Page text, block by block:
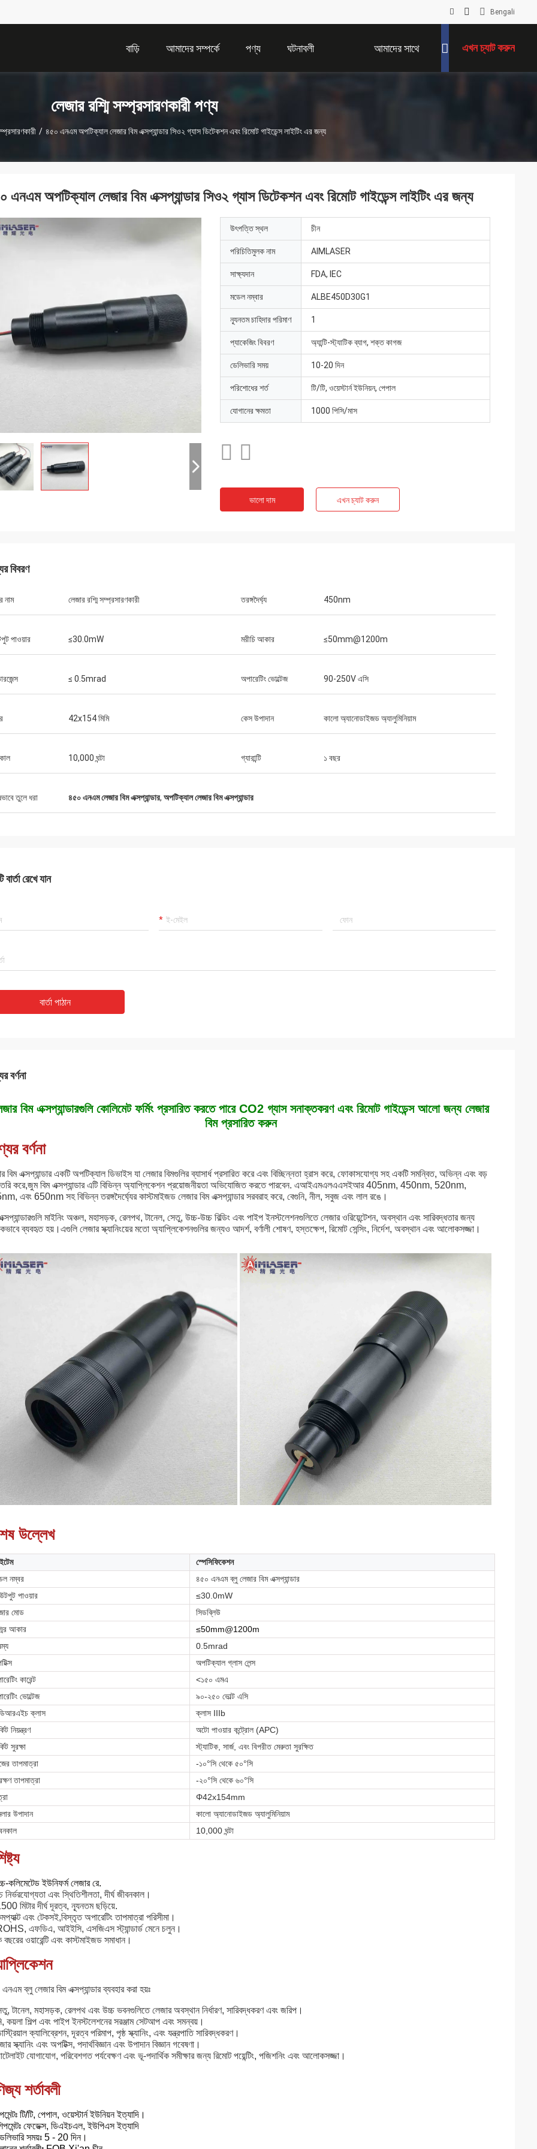
Bengali
বাড়ি আমাদের সম্পর্কে পণ্য ঘটনাবলী আমাদের সাথে এখন চ্যাট করুন
লেজার রশ্মি সম্প্রসারণকারী পণ্য
/ ৪৫০ এনএম অপটিক্যাল লেজার বিম এক্সপ্যান্ডার সিও২ গ্যাস ডিটেকশন এবং রিমোট গাইডেন্স লাইটিং এর জন্য
এবং এটি বিজ্ঞাপন হিসাবে ভাল কাজ করছে বলে
কিন্তু আমি তাদের অনুমান করব
ধন্যবাদ! এর নির্ভুলতা এবং পরামিতি আমার প্রত্যাশা পুরোপুরি
এনএম অপটিক্যাল লেজার বিম এক্সপ্যান্ডার সিও২ গ্যাস ডিটেকশন এবং রিমোট গাইডেন্স লাইটিং এর জন্য
উৎপত্তি স্থল চীন
পরিচিতিমুলক নাম AIMLASER
সাক্ষ্যদান FDA, IEC
মডেল নম্বার ALBE450D30G1
ন্যূনতম চাহিদার পরিমাণ 1
প্যাকেজিং বিবরণ অ্যান্টি-স্ট্যাটিক ব্যাগ, শক্ত কাগজ
ডেলিভারি সময় 10-20 দিন
পরিশোধের শর্ত টি/টি, ওয়েস্টার্ন ইউনিয়ন, পেপাল
যোগানের ক্ষমতা 1000 পিসি/মাস
ভালো দাম এখন চ্যাট করুন
বিবরণ
নাম লেজার রশ্মি সম্প্রসারণকারী তরঙ্গদৈর্ঘ্য 450nm
পাওয়ার ≤30.0mW মরীচি আকার ≤50mm@1200m
≤ 0.5mrad অপারেটিং ভোল্টেজ 90-250V এসি
42x154 মিমি কেস উপাদান কালো অ্যানোডাইজড অ্যালুমিনিয়াম
10,000 ঘন্টা গ্যারান্টি ১ বছর
তুলে ধরা ৪৫০ এনএম লেজার বিম এক্সপ্যান্ডার, অপটিক্যাল লেজার বিম এক্সপ্যান্ডার
বার্তা রেখে যান
বার্তা পাঠান
বর্ণনা
বিম এক্সপ্যান্ডারগুলি কোলিমেট ফর্মিং প্রসারিত করতে পারে CO2 গ্যাস সনাক্তকরণ এবং রিমোট গাইডেন্স আলো জন্য লেজার
বিম প্রসারিত করুন
বর্ণনা
বিম এক্সপ্যান্ডার একটি অপটিক্যাল ডিভাইস যা লেজার বিমগুলির ব্যাসার্ধ প্রসারিত করে এবং বিচ্ছিন্নতা হ্রাস করে, ফোকাসযোগ্য সহ একটি সমন্বিত, অভিন্ন এবং বড়
করে,জুম বিম এক্সপ্যান্ডার এটি বিভিন্ন অ্যাপ্লিকেশন প্রয়োজনীয়তা অভিযোজিত করতে পারবেন. এআইএমএলএএসইআর 405nm, 450nm, 520nm,
এবং 650nm সহ বিভিন্ন তরঙ্গদৈর্ঘ্যের কাস্টমাইজড লেজার বিম এক্সপ্যান্ডার সরবরাহ করে, বেগুনি, নীল, সবুজ এবং লাল রঙে।
মাইনিং অঞ্চল, মহাসড়ক, রেলপথ, টানেল, সেতু, উচ্চ-উচ্চ বিল্ডিং এবং পাইপ ইনস্টলেশনগুলিতে লেজার ওরিয়েন্টেশন, অবস্থান এবং সারিবদ্ধতার জন্য
ব্যবহৃত হয়।এগুলি লেজার স্ক্যানিংয়ের মতো অ্যাপ্লিকেশনগুলির জন্যও আদর্শ, বর্ণালী শোষণ, হস্তক্ষেপ, রিমোট সেন্সিং, নির্দেশ, অবস্থান এবং আলোকসজ্জা।
উল্লেখ
স্পেসিফিকেশন
নম্বর
৪৫০ এনএম ব্লু লেজার বিম এক্সপ্যান্ডার
পাওয়ার
≤30.0mW
মোড
সিডব্লিউ
আকার
≤50mm@1200m
0.5mrad
অপটিক্যাল গ্লাস লেন্স
কারেন্ট
<১৫০ এমএ
ভোল্টেজ
৯০-২৫০ ভোল্ট এসি
ক্লাস
ক্লাস IIIb
নিয়ন্ত্রণ
অটো পাওয়ার কন্ট্রোল (APC)
সুরক্ষা
স্ট্যাটিক, সার্জ, এবং বিপরীত মেরুতা সুরক্ষিত
তাপমাত্রা
-১০°সি থেকে ৫০°সি
তাপমাত্রা
-২০°সি থেকে ৬০°সি
Φ42x154mm
উপাদান
কালো অ্যানোডাইজড অ্যালুমিনিয়াম
10,000 ঘন্টা
কলিমেটেড ইউনিফর্ম লেজার রে.
নির্ভরযোগ্যতা এবং স্থিতিশীলতা, দীর্ঘ জীবনকাল।
মিটার দীর্ঘ দূরত্ব, ন্যূনতম ছড়িয়ে.
এবং টেকসই,বিস্তৃত অপারেটিং তাপমাত্রা পরিসীমা।
এফডিএ, আইইসি, এসজিএস স্ট্যান্ডার্ড মেনে চলুন।
ওয়ারেন্টি এবং কাস্টমাইজড সমাধান।
ব্লু লেজার বিম এক্সপ্যান্ডার ব্যবহার করা হয়ঃ
টানেল, মহাসড়ক, রেলপথ এবং উচ্চ ভবনগুলিতে লেজার অবস্থান নির্ধারণ, সারিবদ্ধকরণ এবং জরিপ।
কয়লা শিল্প এবং পাইপ ইনস্টলেশনের সরঞ্জাম সেটআপ এবং সমন্বয়।
ক্যালিব্রেশন, দূরত্ব পরিমাপ, পৃষ্ঠ স্ক্যানিং, এবং যন্ত্রপাতি সারিবদ্ধকরণ।
স্ক্যানিং এবং অপটিক্স, পদার্থবিজ্ঞান এবং উপাদান বিজ্ঞান গবেষণা।
যোগাযোগ, পরিবেশগত পর্যবেক্ষণ এবং ভূ-পদার্থিক সমীক্ষার জন্য রিমোট পয়েন্টিং, পজিশনিং এবং আলোকসজ্জা।
শর্তাবলী
টি/টি, পেপাল, ওয়েস্টার্ন ইউনিয়ন ইত্যাদি।
ফেডেক্স, ডিএইচএল, ইউপিএস ইত্যাদি
সময়ঃ 5 - 20 দিন।